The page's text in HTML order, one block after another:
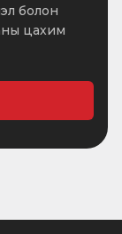
болон
цахим